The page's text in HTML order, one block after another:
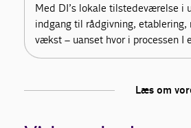
Med DI’s lokale tilstedeværelse i
indgang til rådgivning, etablering,
vækst – uanset hvor i processen I
Læs om